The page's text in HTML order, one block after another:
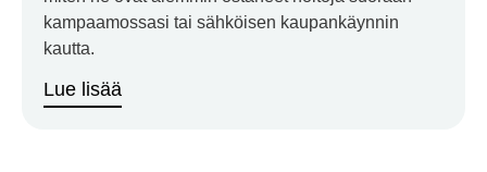
kampaamossasi tai sähköisen kaupankäynnin
kautta.
Lue lisää